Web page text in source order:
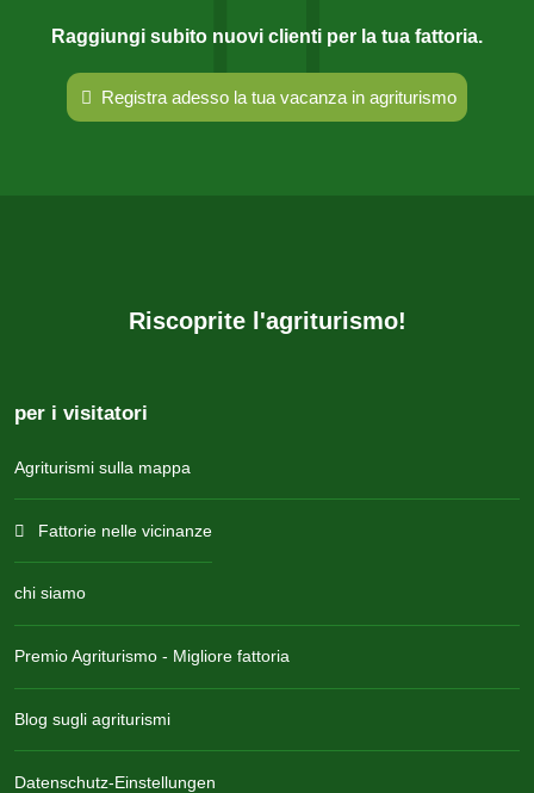
Raggiungi subito nuovi clienti per la tua fattoria.
Registra adesso la tua vacanza in agriturismo
Riscoprite l'agriturismo!
per i visitatori
Agriturismi sulla mappa
Fattorie nelle vicinanze
chi siamo
Premio Agriturismo - Migliore fattoria
Blog sugli agriturismi
Datenschutz-Einstellungen